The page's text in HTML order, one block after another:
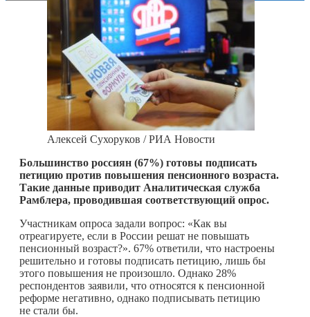
Алексей Сухоруков / РИА Новости
Большинство россиян (67%) готовы подписать
петицию против повышения пенсионного возраста.
Такие данные приводит Аналитическая служба
Рамблера, проводившая соответствующий опрос.
Участникам опроса задали вопрос: «Как вы
отреагируете, если в России решат не повышать
пенсионный возраст?». 67% ответили, что настроены
решительно и готовы подписать петицию, лишь бы
этого повышения не произошло. Однако 28%
респондентов заявили, что относятся к пенсионной
реформе негативно, однако подписывать петицию
не стали бы.